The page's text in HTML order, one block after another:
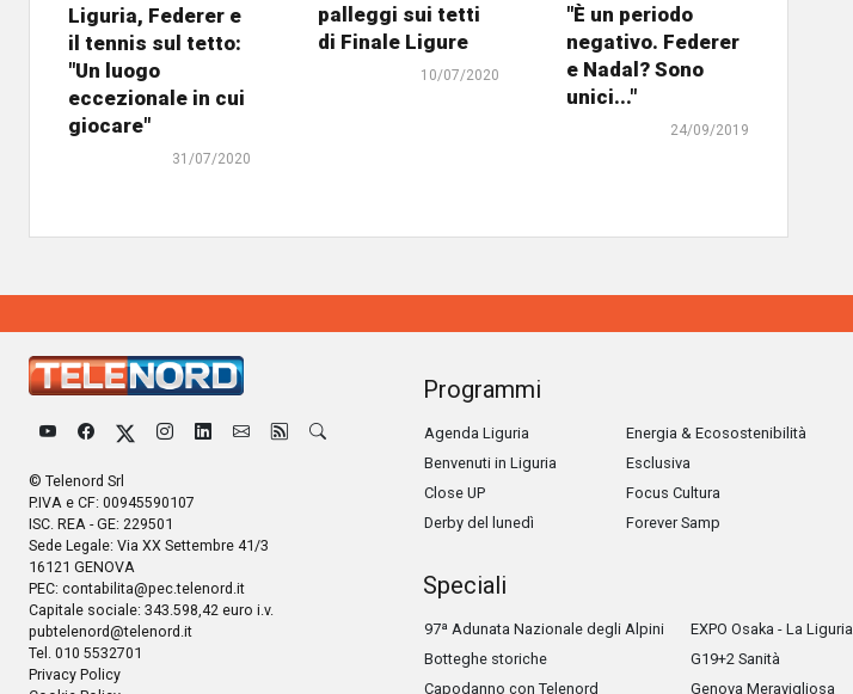
Liguria, Federer e
il tennis sul tetto:
"Un luogo
eccezionale in cui
giocare"
31/07/2020
palleggi sui tetti
di Finale Ligure
10/07/2020
"È un periodo
negativo. Federer
e Nadal? Sono
unici..."
24/09/2019
© Telenord Srl
P.IVA e CF: 00945590107
ISC. REA - GE: 229501
Sede Legale: Via XX Settembre 41/3
16121 GENOVA
PEC: contabilita@pec.telenord.it
Capitale sociale: 343.598,42 euro i.v.
pubtelenord@telenord.it
Tel. 010 5532701
Privacy Policy
Programmi
Agenda Liguria
Benvenuti in Liguria
Close UP
Derby del lunedì
Energia & Ecosostenibilità
Esclusiva
Focus Cultura
Forever Samp
Speciali
97ª Adunata Nazionale degli Alpini
Botteghe storiche
Capodanno con Telenord
EXPO Osaka - La Liguria
G19+2 Sanità
Genova Meravigliosa